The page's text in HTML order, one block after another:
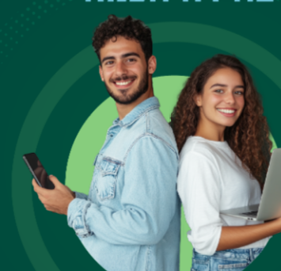
ובבסיס היכולת להבין תרבות ואת בני האדם
אלה והוא הכרחי להתמשכותו גם לכשיגיעו ימים